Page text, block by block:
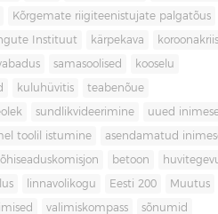
Kõrgemate riigiteenistujate palgatõus
Instituut kärpekava koroonakriis
samasoolised kooselu
kuluhüvitis teabenõue
sundlikvideerimine uued
toolil istumine asendamatud
betoon
linnavolikogu Eesti 200 Muutus
valimiskompass sõnumid